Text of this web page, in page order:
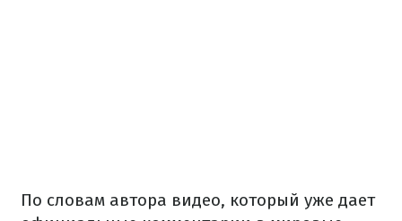
По словам автора видео, который уже дает